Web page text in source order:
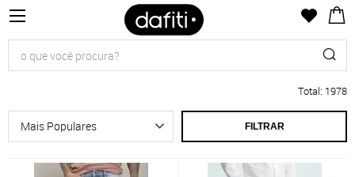
Total: 1978
FILTRAR